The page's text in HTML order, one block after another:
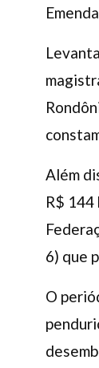
Além
R$
6) que
O